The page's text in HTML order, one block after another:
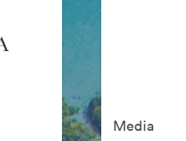
Media